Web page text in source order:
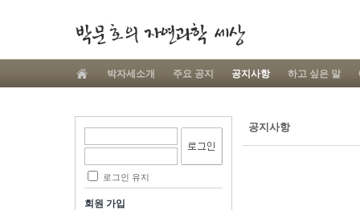
박자세소개 주요 공지 공지사항 하고 싶은 말
로그인 유지
회원 가입
공지사항